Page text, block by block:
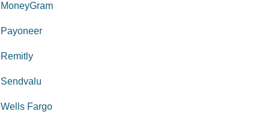
MoneyGram
Payoneer
Remitly
Sendvalu
Wells Fargo